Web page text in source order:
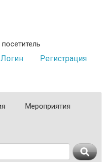
Логин Регистрация
Мероприятия